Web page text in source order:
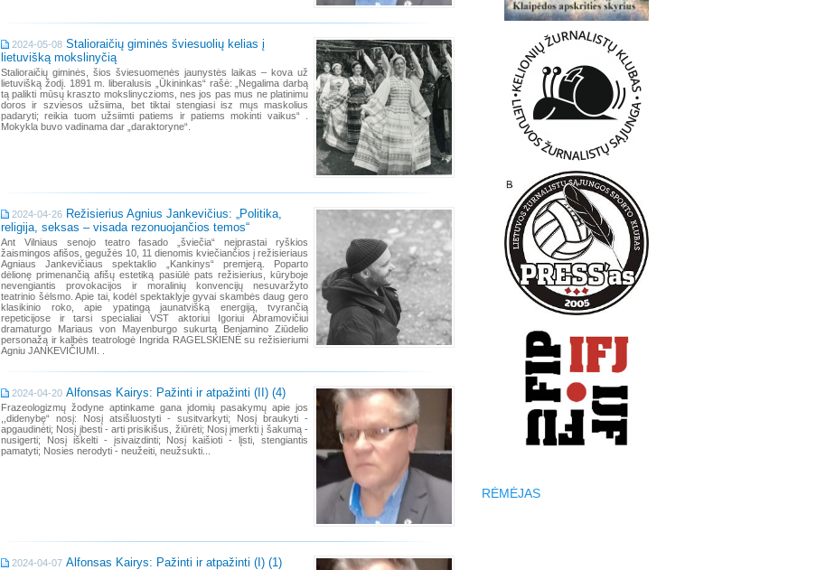
2024-05-08 Stalioraičių giminės šviesuolių kelias į
lietuvišką mokslinyčią
Stalioraičių giminės, šios šviesuomenės jaunystės laikas – kova už
lietuvišką žodį. 1891 m. liberalusis „Ūkininkas“ rašė: „Negalima darbą
tą palikti mūsų kraszto mokslinyczioms, nes jos pas mus ne platinimu
doros ir szviesos užsiima, bet tiktai stengiasi isz mųs maskolius
padaryti; reikia tuom užsiimti patiems ir patiems mokinti vaikus“ .
Mokykla buvo vadinama dar „daraktoryne“.
2024-04-26 Režisierius Agnius Jankevičius: „Politika,
religija, seksas – visada rezonuojančios temos“
Ant Vilniaus senojo teatro fasado „šviečia“ neįprastai ryškios
žaismingos afišos, gegužės 10, 11 dienomis kviečiančios į režisieriaus
Agniaus Jankevičiaus spektaklio „Kankinys“ premjerą. Poparto
dėlionę primenančią afišų estetiką pasiūlė pats režisierius, kūryboje
nevengiantis provokacijos ir moralinių konvencijų nesuvaržyto
teatrinio šėlsmo. Apie tai, kodėl spektaklyje gyvai skambės daug gero
klasikinio roko, apie ypatingą jaunatvišką energiją, tvyrančią
repeticijose ir tarsi specialiai VST aktoriui Igoriui Abramovičiui
dramaturgo Mariaus von Mayenburgo sukurtą Benjamino Ziūdelio
personažą ir kalbės teatrologė Ingrida RAGELSKIENĖ su režisieriumi
Agniu JANKEVIČIUMI. .
2024-04-20 Alfonsas Kairys: Pažinti ir atpažinti (II) (4)
Frazeologizmų žodyne aptinkame gana įdomių pasakymų apie jos
,,didenybę“ nosį: Nosį atsišluostyti - susitvarkyti; Nosį braukyti -
apgaudinėti; Nosį įbesti - arti prisikišus, žiūrėti; Nosį įmerkti į šakumą -
nusigerti; Nosį iškelti - įsivaizdinti; Nosį kaišioti - lįsti, stengiantis
pamatyti; Nosies nerodyti - neužeiti, neužsukti...
2024-04-07 Alfonsas Kairys: Pažinti ir atpažinti (I) (1)
RĖMĖJAS